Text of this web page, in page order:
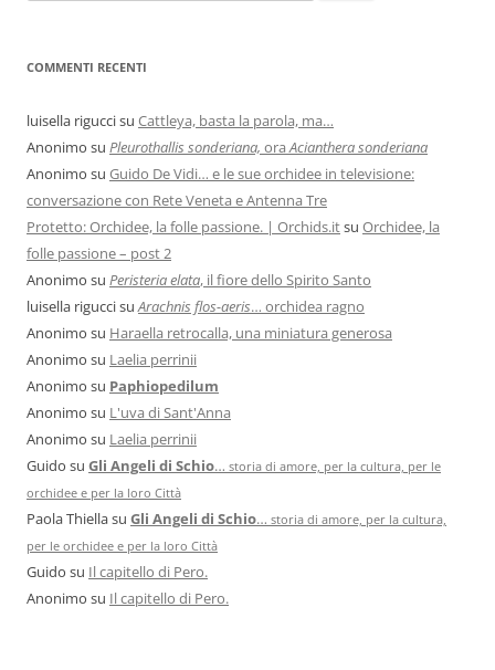
COMMENTI RECENTI
luisella riguccisu Cattleya, basta la parola, ma…
Anonimo su Pleurothallis sonderiana, ora Acianthera sonderiana
Anonimo su Guido De Vidi… e le sue orchidee in televisione:
conversazione con Rete Veneta e Antenna Tre
Protetto: Orchidee, la folle passione. | Orchids.itsu Orchidee, la
folle passione – post 2
Anonimo su Peristeria elata, il fiore dello Spirito Santo
luisella riguccisu Arachnis flos-aeris… orchidea ragno
Anonimo su Haraella retrocalla, una miniatura generosa
Anonimo su Laelia perrinii
Anonimo su Paphiopedilum
Anonimo su L'uva di Sant'Anna
Anonimo su Laelia perrinii
Guido su Gli Angeli di Schio… storia di amore, per la cultura, per le
orchidee e per la loro Città
Paola Thiellasu Gli Angeli di Schio… storia di amore, per la cultura,
per le orchidee e per la loro Città
Guido su Il capitello di Pero.
Anonimo su Il capitello di Pero.